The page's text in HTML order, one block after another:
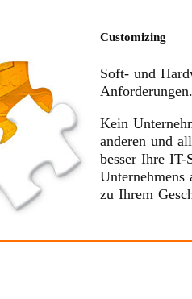
Customizing
Soft- und
Anforderungen.
Kein
anderen und
besser Ihre
Unternehmens
zu Ihrem
umfasst die